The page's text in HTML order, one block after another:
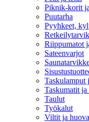
Piknik-korit
Puutarha
Pyyhkeet,
Riippumatot
Sateenvarjot
Taskulamput
Taskumatit ja
Taulut
Työkalut
Viltit ja